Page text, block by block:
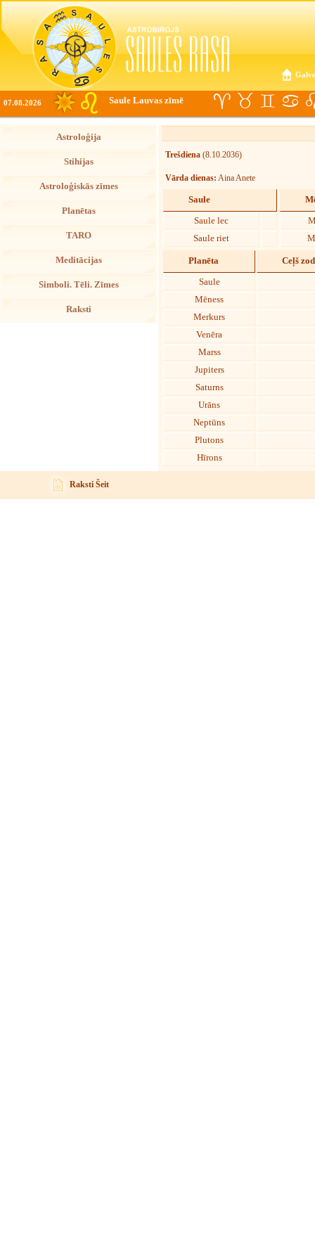
07.08.2026 Saule Lauvas zīmē
Astroloģija
Stihijas
Astroloģiskās zīmes
Planētas
TARO
Meditācijas
Simboli. Tēli. Zīmes
Raksti
Trešdiena (8.10.2036)
Vārda dienas: Aina Anete
Saule
Saule lec
Saule riet
Planēta Ceļš
Saule
Mēness
Merkurs
Venēra
Marss
Jupiters
Saturns
Urāns
Neptūns
Plutons
Hīrons
Raksti Šeit